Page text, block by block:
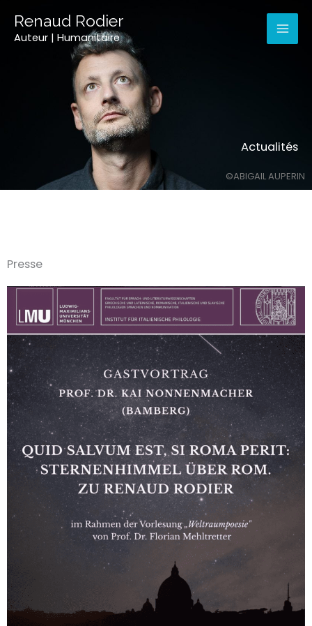
contenu
Renaud Rodier
Auteur | Humanitaire
Actualités
©ABIGAIL AUPERIN
Presse